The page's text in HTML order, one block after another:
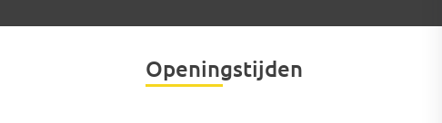
Openingstijden